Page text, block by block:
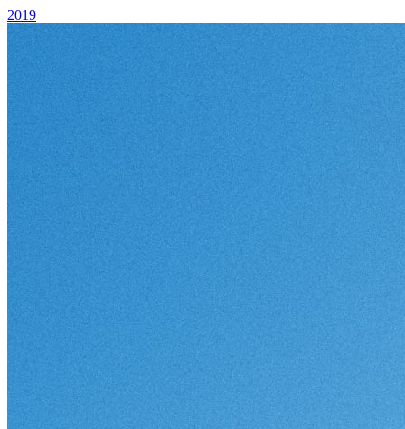
2019